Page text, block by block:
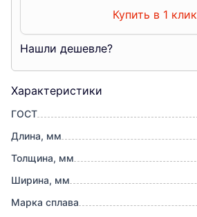
Характеристики
ГОСТ
Длина, мм
Толщина, мм
Ширина, мм
Марка сплава
Купить в 1 клик
Нашли дешевле?